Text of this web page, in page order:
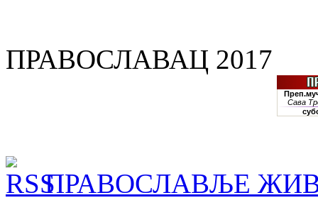
ПРАВОСЛАВАЦ 2017
ПРАВОСЛАВЉЕ